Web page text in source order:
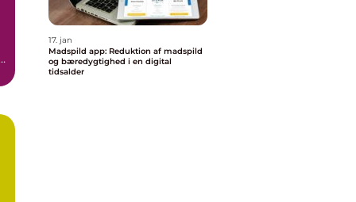
17. jan
Madspild app: Reduktion af madspild
og bæredygtighed i en digital
tidsalder